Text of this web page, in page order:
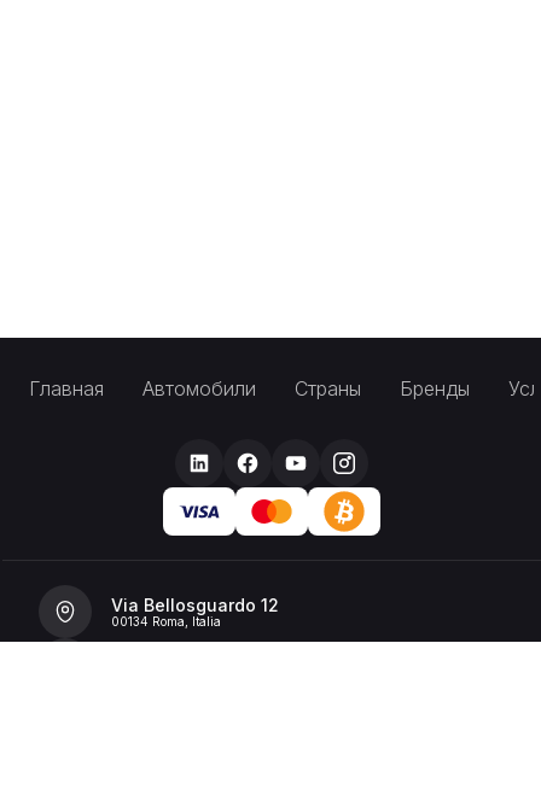
Главная Автомобили Страны Бренды
Via Bellosguardo 12
00134 Roma, Italia